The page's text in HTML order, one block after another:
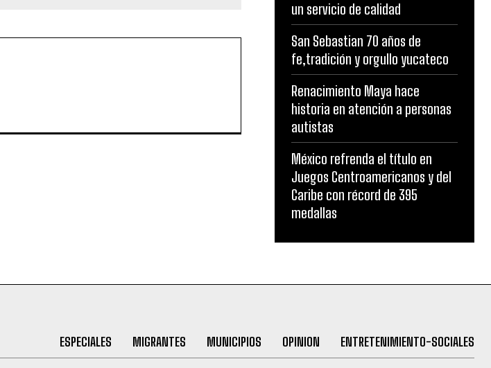
un servicio de calidad
San Sebastian 70 años de
fe,tradición y orgullo yucateco
Renacimiento Maya hace
historia en atención a personas
autistas
México refrenda el título en
Juegos Centroamericanos y del
Caribe con récord de 395
medallas
ESPECIALES MIGRANTES MUNICIPIOS OPINION ENTRETENIMIENTO-SOCIALES